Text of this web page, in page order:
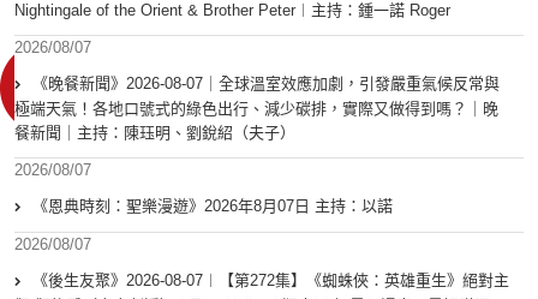
Nightingale of the Orient & Brother Peter︱主持：鍾一諾 Roger
2026/08/07
《晚餐新聞》2026-08-07｜全球溫室效應加劇，引發嚴重氣候反常與
極端天氣！各地口號式的綠色出行、減少碳排，實際又做得到嗎？｜晚
餐新聞｜主持：陳珏明、劉銳紹（夫子）
2026/08/07
《恩典時刻：聖樂漫遊》2026年8月07日 主持：以諾
2026/08/07
《後生友聚》2026-08-07︱【第272集】《蜘蛛俠：英雄重生》絕對主